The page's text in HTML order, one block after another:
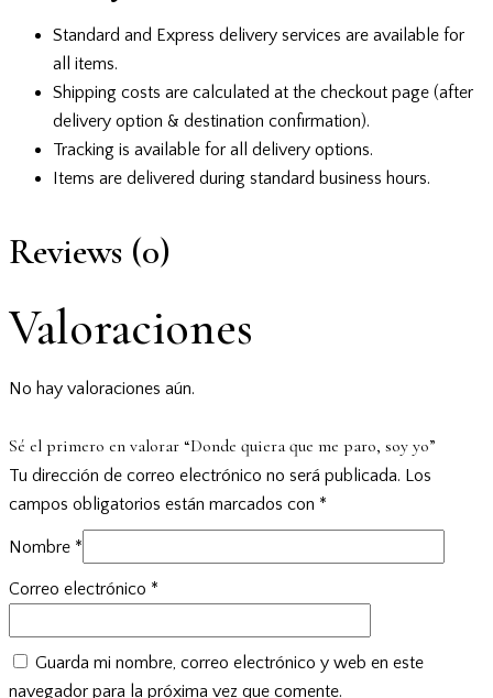
Standard and Express delivery services are available for
all items.
Shipping costs are calculated at the checkout page (after
delivery option & destination confirmation).
Tracking is available for all delivery options.
Items are delivered during standard business hours.
Reviews (0)
Valoraciones
No hay valoraciones aún.
Sé el primero en valorar “Donde quiera que me paro, soy yo”
Tu dirección de correo electrónico no será publicada. Los
campos obligatorios están marcados con *
Nombre *
Correo electrónico *
Guarda mi nombre, correo electrónico y web en este
navegador para la próxima vez que comente.